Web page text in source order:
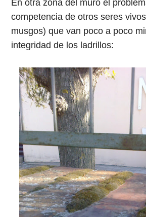
En otra zona del muro el
competencia de otros seres
musgos) que van poco a poco
integridad de los ladrillos: